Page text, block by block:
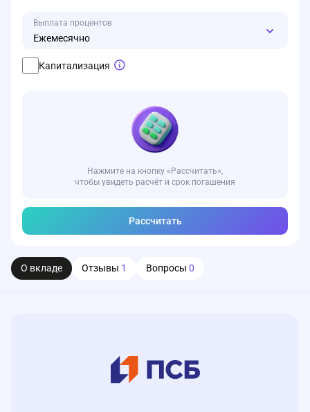
Выплата процентов
Ежемесячно
Капитализация
Нажмите на кнопку «Рассчитать»,
чтобы увидеть расчёт и срок погашения
Рассчитать
О вкладе Отзывы 1 Вопросы 0